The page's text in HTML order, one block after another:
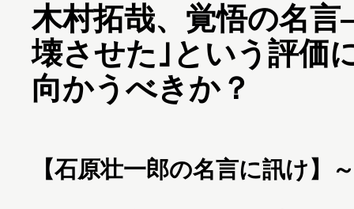
木村拓哉、覚悟の名
壊させた｣という評価
向かうべきか？
【石原壮一郎の名言に訊け】